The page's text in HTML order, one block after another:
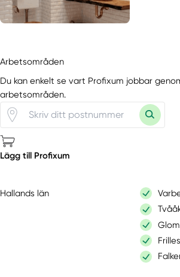
Arbetsområden
Du kan enkelt se vart Profixum jobbar
arbetsområden.
Lägg till Profixum
Hallands län